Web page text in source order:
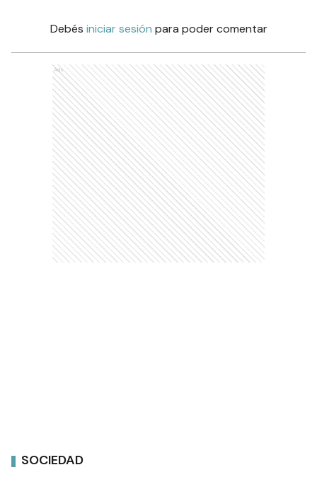
Debés iniciar sesión para poder comentar
Ads
SOCIEDAD